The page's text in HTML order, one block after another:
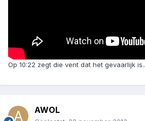
Op 10:22 zegt die vent dat het gevaarlijk
AWOL